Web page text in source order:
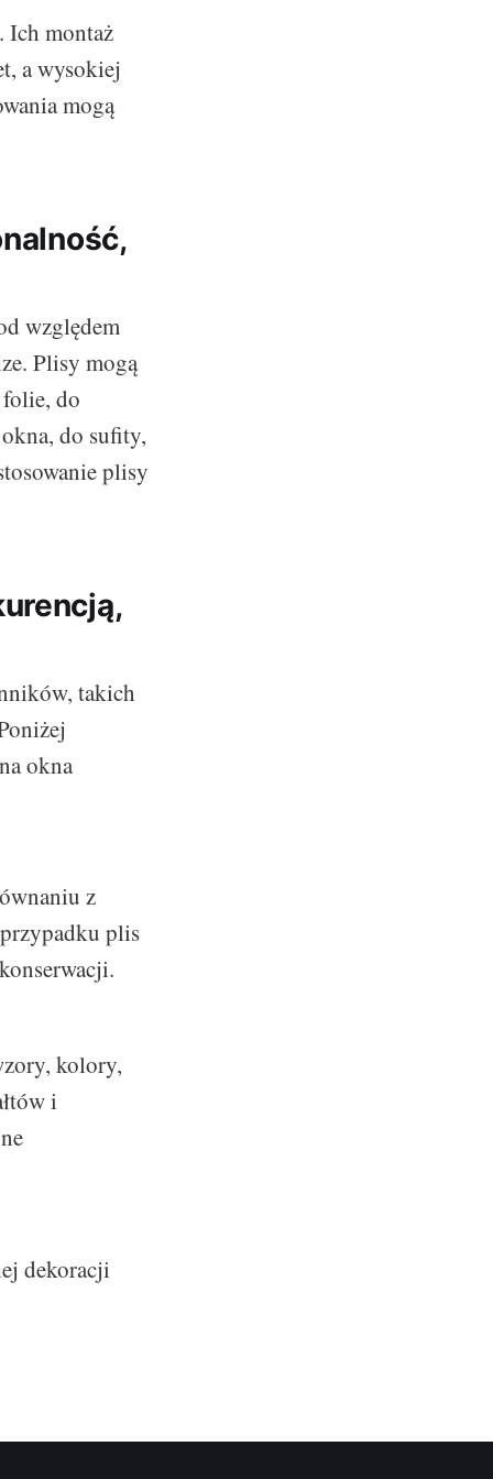
Ich montaż
a wysokiej
mogą
względem
Plisy mogą
do
do sufity,
plisy
takich
okna
z
plis
kolory,
i
dekoracji